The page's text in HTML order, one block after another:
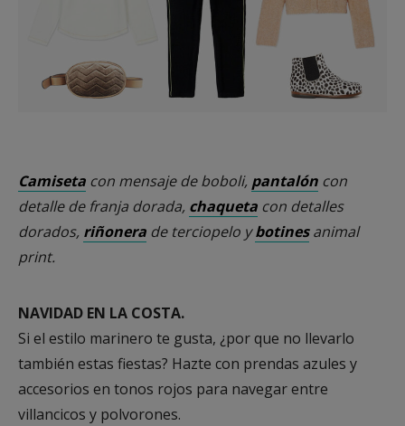
Camiseta con mensaje de boboli, pantalón con
detalle de franja dorada, chaqueta con detalles
dorados, riñonera de terciopelo ybotinesanimal
print.
NAVIDAD EN LA COSTA.
Si el estilo marinero te gusta, ¿por que no llevarlo
también estas fiestas? Hazte con prendas azules y
accesorios en tonos rojos para navegar entre
villancicos y polvorones.